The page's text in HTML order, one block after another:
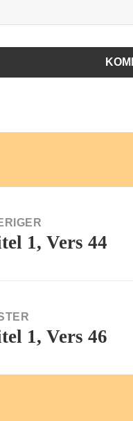
1, Vers 44
1, Vers 46